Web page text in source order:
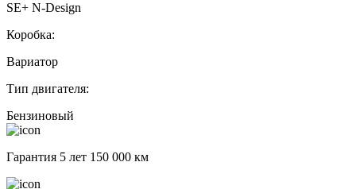
SE+ N-Design
Коробка:
Вариатор
Тип двигателя:
Бензиновый
Гарантия 5 лет 150 000 км